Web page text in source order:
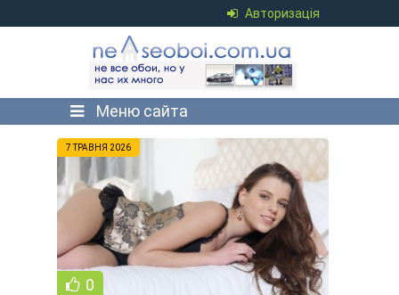
Авторизація
Меню сайта
7 ТРАВНЯ 2026
0